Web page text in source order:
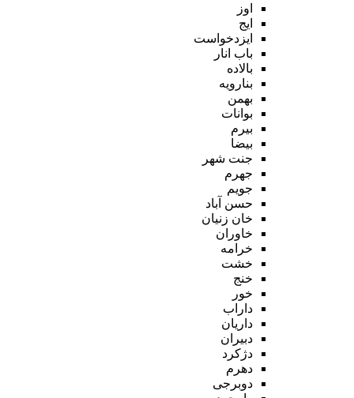
اوز
ایج
ایزدخواست
باب انار
بالاده
بنارویه
بهمن
بوانات
بیرم
بیضا
جنت شهر
جهرم
جویم
حسن آباد
خان زنیان
خاوران
خرامه
خشت
خنج
خور
داراب
داریان
دبیران
دژکرد
دهرم
دوبرجی